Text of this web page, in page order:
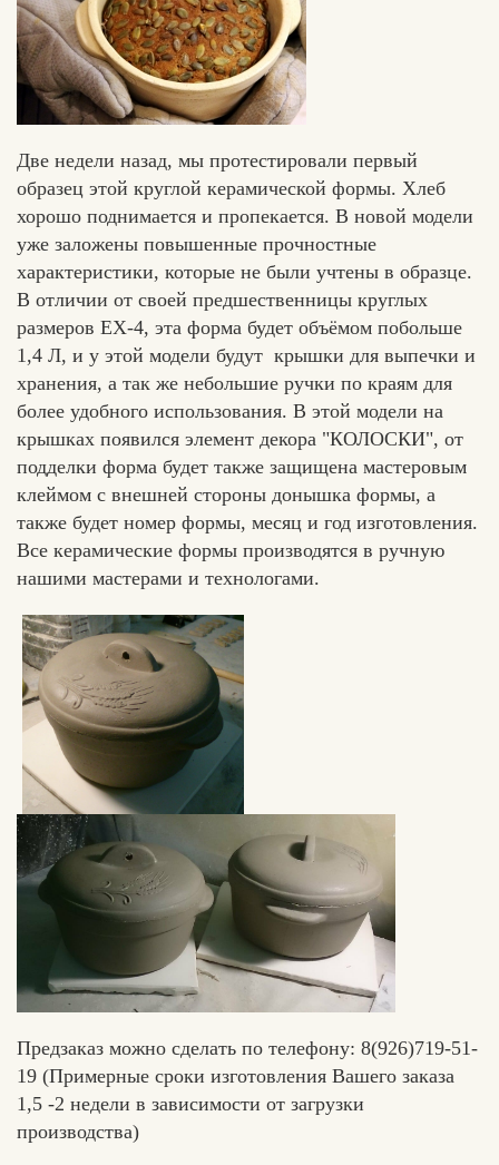
Едлин
Вконтакте
Две недели назад, мы протестировали первый
образец этой круглой керамической формы. Хлеб
хорошо поднимается и пропекается. В новой модели
уже заложены повышенные прочностные
характеристики, которые не были учтены в образце.
В отличии от своей предшественницы круглых
размеров ЕХ-4, эта форма будет объёмом побольше
1,4 Л, и у этой модели будут крышки для выпечки и
хранения, а так же небольшие ручки по краям для
более удобного использования. В этой модели на
крышках появился элемент декора "КОЛОСКИ", от
подделки форма будет также защищена мастеровым
клеймом с внешней стороны донышка формы, а
также будет номер формы, месяц и год изготовления.
Все керамические формы производятся в ручную
нашими мастерами и технологами.
Предзаказ можно сделать по телефону: 8(926)719-51-
19 (Примерные сроки изготовления Вашего заказа
1,5 -2 недели в зависимости от загрузки
производства)